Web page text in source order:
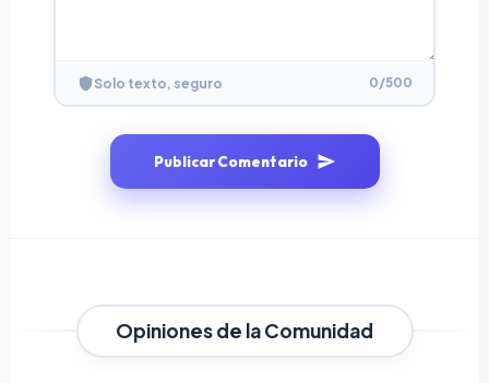
Solo texto, seguro 0/500
Publicar Comentario
Opiniones de la Comunidad